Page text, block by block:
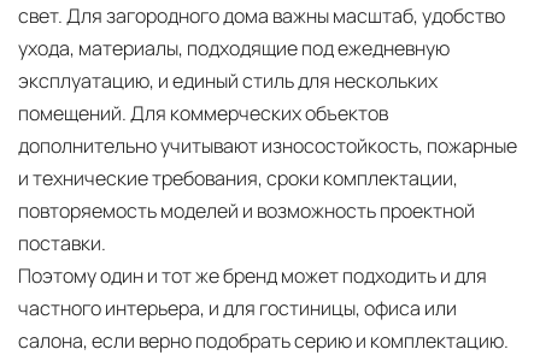
свет. Для загородного дома важны масштаб, удобство
ухода, материалы, подходящие под ежедневную
эксплуатацию, и единый стиль для нескольких
помещений. Для коммерческих объектов
дополнительно учитывают износостойкость, пожарные
и технические требования, сроки комплектации,
повторяемость моделей и возможность проектной
поставки.
Поэтому один и тот же бренд может подходить и для
частного интерьера, и для гостиницы, офиса или
салона, если верно подобрать серию и комплектацию.